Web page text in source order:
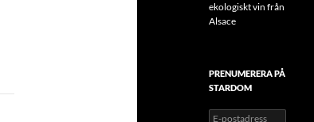
ekologiskt vin från
Alsace
PRENUMERERA PÅ
STARDOM
E-